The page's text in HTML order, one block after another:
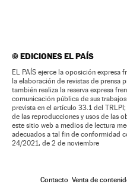
©EDICIONES EL PAÍS
EL PAÍS ejerce la oposición expresa
la elaboración de revistas de prensa
también realiza la reserva expresa
comunicación pública de sus
prevista en el artículo 33.1 del
de las reproducciones y usos de las
este sitio web a medios de lectura
adecuados a tal fin de conformidad
24/2021, de 2 de noviembre
Contacto Venta de